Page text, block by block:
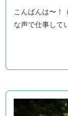
こんばんは〜！
な声で仕事して